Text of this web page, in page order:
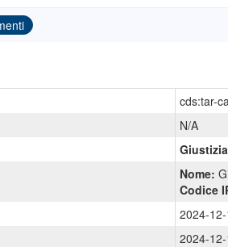
cds:tar-
N/A
Nome:
Codice
2024-
2024-